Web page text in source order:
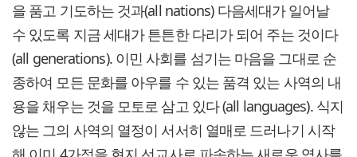
을 품고 기도하는 것과(all nations) 다음세대가 일어날
수 있도록 지금 세대가 튼튼한 다리가 되어 주는 것이다
(all generations). 이민 사회를 섬기는 마음을 그대로 순
종하여 모든 문화를 아우를 수 있는 품격 있는 사역의 내
용을 채우는 것을 모토로 삼고 있다 (all languages). 식지
않는 그의 사역의 열정이 서서히 열매로 드러나기 시작